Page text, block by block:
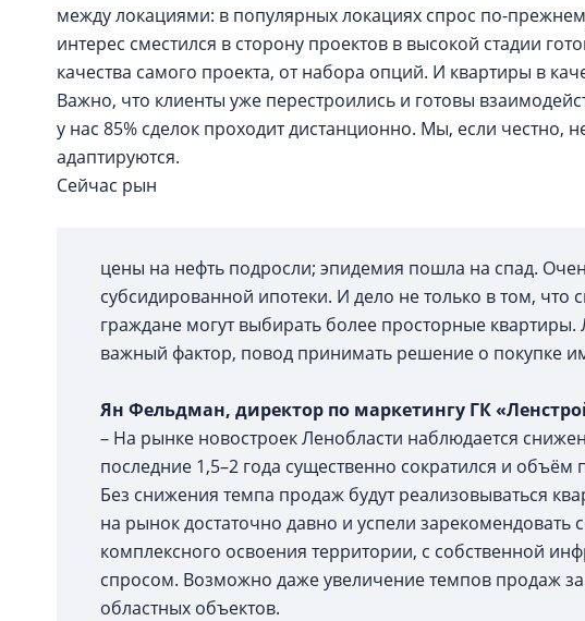
между локациями: в популярных локациях спрос по-
интерес сместился в сторону проектов в высокой стадии
качества самого проекта, от набора опций. И квартиры в
Важно, что клиенты уже перестроились и готовы
у нас 85% сделок проходит дистанционно. Мы, если честно,
адаптируются.
Сейчас рын
цены на нефть подросли; эпидемия пошла на спад.
субсидированной ипотеки. И дело не только в том, что
граждане могут выбирать более просторные квартиры.
важный фактор, повод принимать решение о покупке
Ян Фельдман, директор по маркетингу ГК
– На рынке новостроек Ленобласти наблюдается
последние 1,5–2 года существенно сократился и объём
Без снижения темпа продаж будут реализовываться
на рынок достаточно давно и успели зарекомендовать
комплексного освоения территории, с собственной
спросом. Возможно даже увеличение темпов продаж
областных объектов.